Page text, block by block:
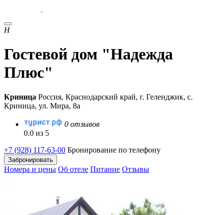
Н
Гостевой дом "Надежда
Плюс"
Криница Россия, Краснодарский край, г. Геленджик, с.
Криница, ул. Мира, 8а
0 отзывов
0.0 из 5
+7 (928) 117-63-00 Бронирование по телефону
Забронировать
Номера и цены Об отеле Питание Отзывы